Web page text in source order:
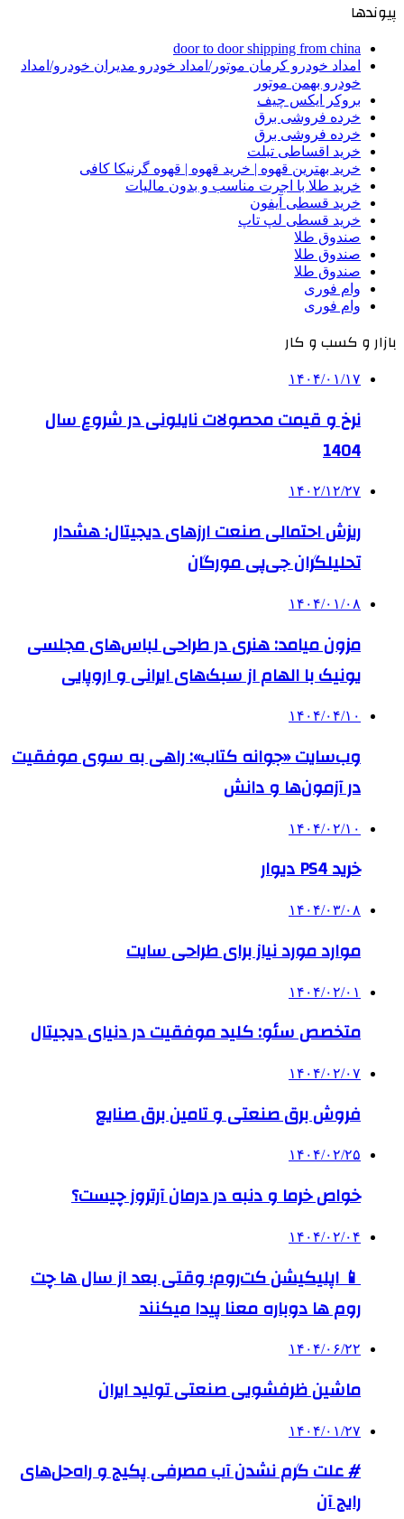
پیوندها
door to door shipping from china
امداد خودرو کرمان موتور/امداد خودرو مدیران خودرو/امداد
خودرو بهمن موتور
بروکر ایکس چیف
خرده فروشی برق
خرده فروشی برق
خرید اقساطی تبلت
خرید بهترین قهوه | خرید قهوه | قهوه گرنیکا کافی
خرید طلا با اجرت مناسب و بدون مالیات
خرید قسطی آیفون
خرید قسطی لپ تاپ
صندوق طلا
صندوق طلا
صندوق طلا
وام فوری
وام فوری
بازار و کسب و کار
۱۴۰۴/۰۱/۱۷
نرخ و قیمت محصولات نایلونی در شروع سال
1404
۱۴۰۲/۱۲/۲۷
ریزش احتمالی صنعت ارزهای دیجیتال: هشدار
تحلیلگران جی‌پی مورگان
۱۴۰۴/۰۱/۰۸
مزون میامد: هنری در طراحی لباس‌های مجلسی
یونیک با الهام از سبک‌های ایرانی و اروپایی
۱۴۰۴/۰۴/۱۰
وب‌سایت «جوانه کتاب»: راهی به سوی موفقیت
در آزمون‌ها و دانش
۱۴۰۴/۰۲/۱۰
خرید PS4 دیوار
۱۴۰۴/۰۳/۰۸
موارد مورد نیاز برای طراحی سایت
۱۴۰۴/۰۲/۰۱
متخصص سئو: کلید موفقیت در دنیای دیجیتال
۱۴۰۴/۰۲/۰۷
فروش برق صنعتی و تامین برق صنایع
۱۴۰۴/۰۲/۲۵
خواص خرما و دنبه در درمان آرتروز چیست؟
۱۴۰۴/۰۲/۰۴
📱 اپلیکیشن کت‌روم؛ وقتی بعد از سال ها چت
روم ها دوباره معنا پیدا میکنند
۱۴۰۴/۰۶/۲۲
ماشین ظرفشویی صنعتی تولید ایران
۱۴۰۴/۰۱/۲۷
# علت گرم نشدن آب مصرفی پکیج و راه‌حل‌های
رایج آن